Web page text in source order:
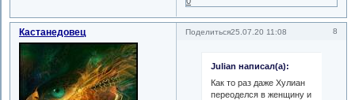
Поделиться 8
25.07.20 11:08
Кастанедовец
Julian написал(а):
Как то раз даже Хулиан
переоделся в женщину и